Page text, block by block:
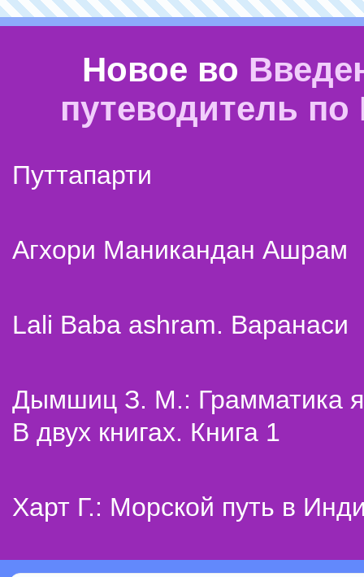
Новое во
путеводитель
Путтапарти
Агхори Маникандан Ашрам
Lali Baba ashram. Варанаси
Дымшиц З. М.: Грамматика
В двух книгах. Книга 1
Харт Г.: Морской путь в